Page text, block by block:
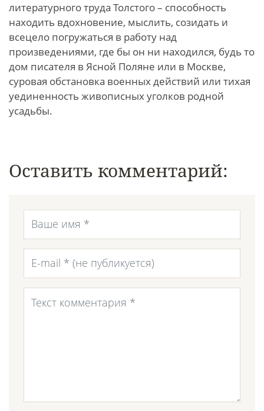
литературного труда Толстого – способность
находить вдохновение, мыслить, созидать и
всецело погружаться в работу над
произведениями, где бы он ни находился, будь то
дом писателя в Ясной Поляне или в Москве,
суровая обстановка военных действий или тихая
уединенность живописных уголков родной
усадьбы.
Оставить комментарий: